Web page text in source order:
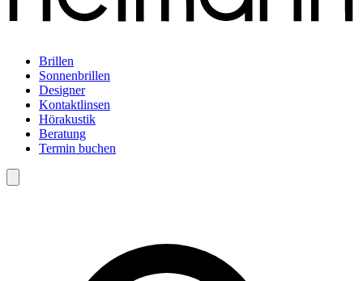
Brillen
Sonnenbrillen
Designer
Kontaktlinsen
Hörakustik
Beratung
Termin buchen